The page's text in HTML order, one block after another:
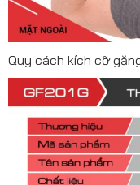
Quy cách kích cỡ